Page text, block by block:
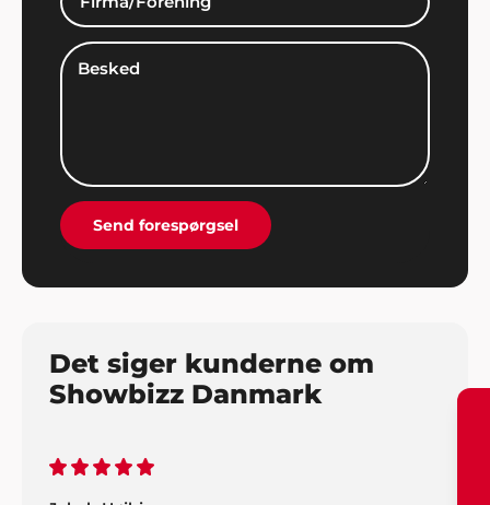
Send forespørgsel
Det siger kunderne om
Showbizz Danmark
Underholdningen vi bookede hos jer sad lige i
"Vi gjorde det igen! Overraskede familien med fest
og underholdning fra Showbizz Danmark. Det
virker hver gang".